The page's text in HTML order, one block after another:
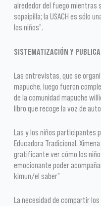
alrededor del fuego mientras
sopaipilla; la USACH es sólo
los niños”.
SISTEMATIZACIÓN Y
Las entrevistas, que se
mapuche, luego fueron
de la comunidad mapuche
libro que recoge la voz de
Las y los niños participantes
Educadora Tradicional,
gratificante ver cómo los
emocionante poder
kimun/el saber”
La necesidad de compartir